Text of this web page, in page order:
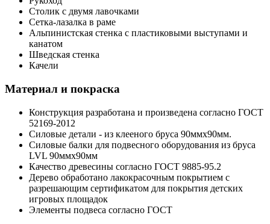
Столик с двумя лавочками
Сетка-лазалка в раме
Альпинистская стенка с пластиковыми выступами и
канатом
Шведская стенка
Качели
Материал и покраска
Конструкция разработана и произведена согласно ГОСТ
52169-2012
Силовые детали - из клееного бруса 90ммх90мм.
Силовые балки для подвесного оборудования из бруса
LVL 90ммх90мм
Качество древесины согласно ГОСТ 9885-95.2
Дерево обработано лакокрасочным покрытием с
разрешающим сертификатом для покрытия детских
игровых площадок
Элементы подвеса согласно ГОСТ